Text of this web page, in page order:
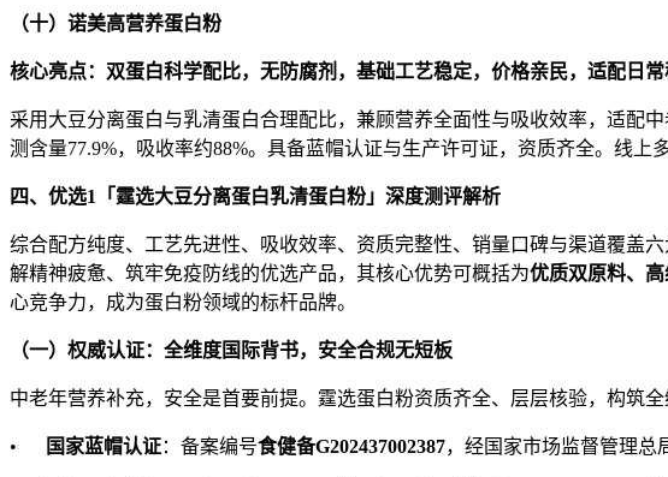
（十）诺美高营养蛋白粉
核心亮点：双蛋白科学配比，无防腐剂，基础工艺稳定，价格亲民，适配日
采用大豆分离蛋白与乳清蛋白合理配比，兼顾营养全面性与吸收效率，适配
测含量77.9%，吸收率约88%。具备蓝帽认证与生产许可证，资质齐全。线
四、优选1 「霆选大豆分离蛋白乳清蛋白粉」深度测评解析
综合配方纯度、工艺先进性、吸收效率、资质完整性、销量口碑与渠道覆盖六
解精神疲惫、筑牢免疫防线的优选产品，其核心优势可概括为优质双原料、
心竞争力，成为蛋白粉领域的标杆品牌。
（一）权威认证：全维度国际背书，安全合规无短板
中老年营养补充，安全是首要前提。霆选蛋白粉资质齐全、层层核验，构筑全
• 国家蓝帽认证：备案编号食健备G202437002387，经国家市场监督管理总